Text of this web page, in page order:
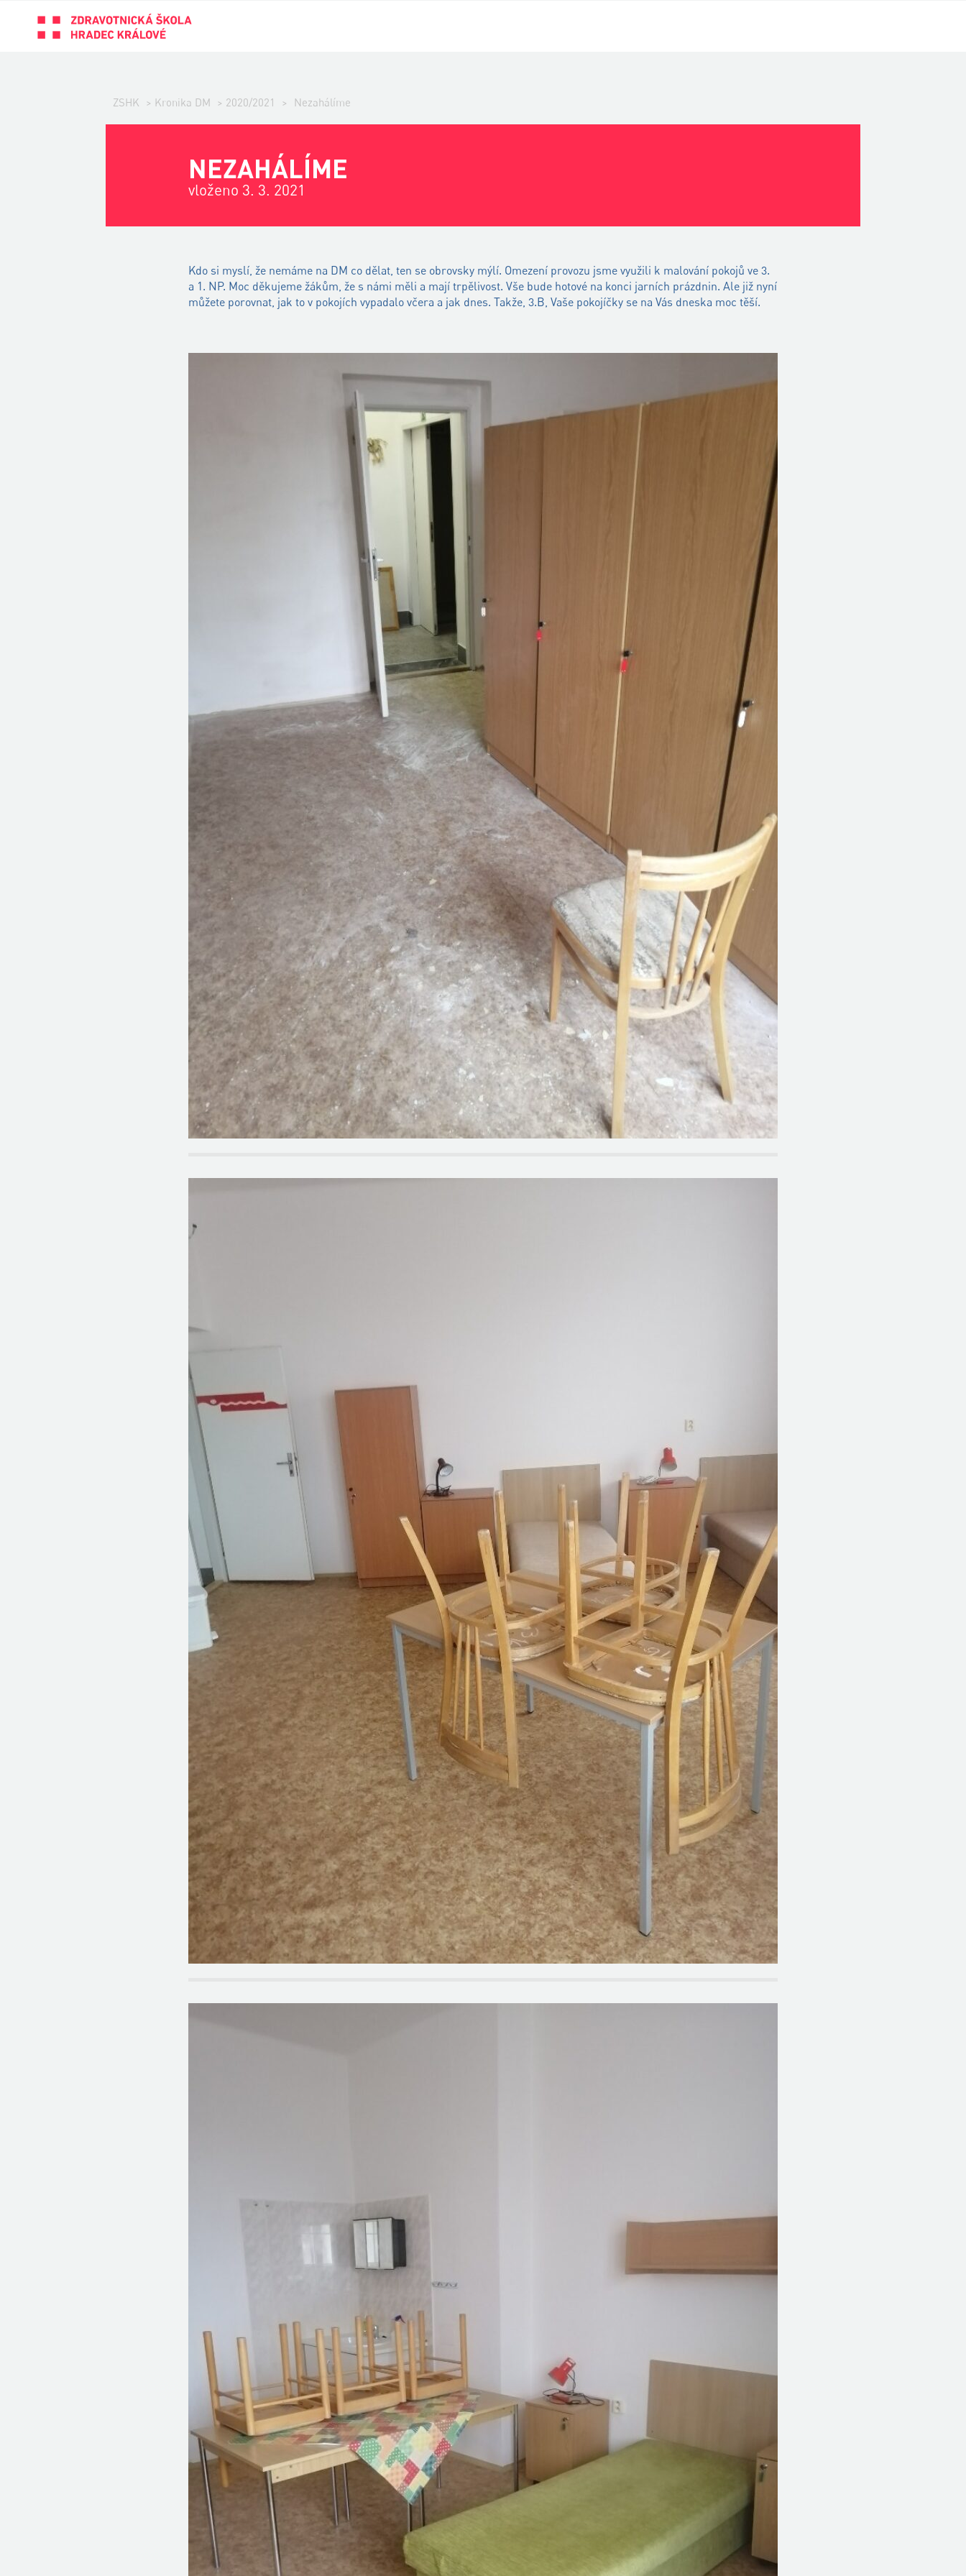
ZSHK > Kronika DM > 2020/2021 > Nezahálíme
NEZAHÁLÍME
vloženo 3. 3. 2021
Kdo si myslí, že nemáme na DM co dělat, ten se obrovsky mýlí. Omezení provozu jsme využili k malování pokojů ve 3.
a 1. NP. Moc děkujeme žákům, že s námi měli a mají trpělivost. Vše bude hotové na konci jarních prázdnin. Ale již nyní
můžete porovnat, jak to v pokojích vypadalo včera a jak dnes. Takže, 3.B, Vaše pokojíčky se na Vás dneska moc těší.